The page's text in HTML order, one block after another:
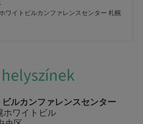
ワイトビルカンファレンスセンター 札幌
ルカンファレンスセンター
ホワイトビル